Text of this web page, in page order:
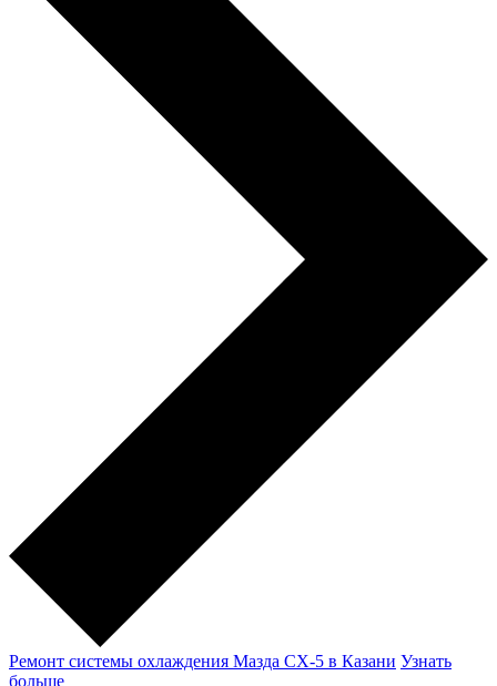
Ремонт системы охлаждения Мазда CX-5 в Казани Узнать
больше